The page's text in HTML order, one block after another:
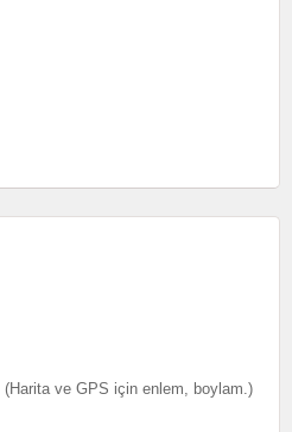
(Harita ve GPS için enlem, boylam.)